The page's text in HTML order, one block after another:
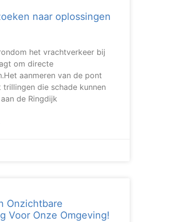
m
naar oplossingen
het vrachtverkeer bij
om directe
aanmeren van de pont
die schade kunnen
de Ringdijk
Onzichtbare
Voor Onze Omgeving!